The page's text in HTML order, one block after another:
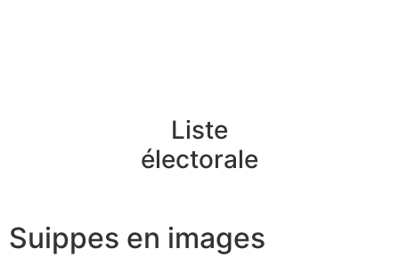
Liste
électorale
Suippes en images